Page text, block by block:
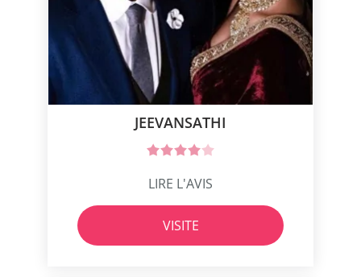
JEEVANSATHI
LIRE L'AVIS
VISITE